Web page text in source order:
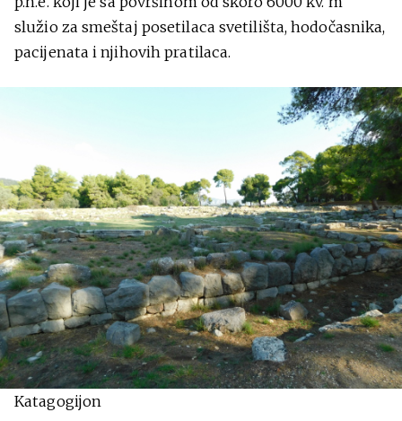
služio za smeštaj posetilaca svetilišta, hodočasnika,
pacijenata i njihovih pratilaca.
Katagogijon